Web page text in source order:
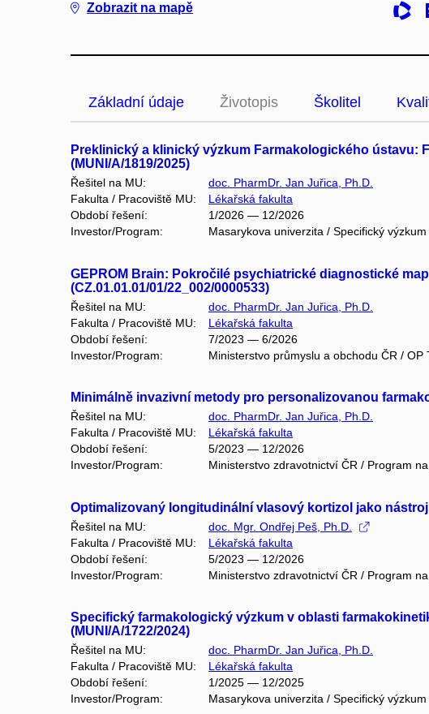
Zobrazit na mapě
Základní údaje Životopis Školitel
Preklinický a klinický výzkum Farmakologického ústavu:
(MUNI/A/1819/2025)
Řešitel na MU:
doc. PharmDr. Jan Juřica, Ph.D.
Fakulta / Pracoviště MU:
Lékařská fakulta
Období řešení:
1/2026 — 12/2026
Investor/Program:
Masarykova univerzita / Specifický
GEPROM Brain: Pokročilé psychiatrické diagnostické
(CZ.01.01.01/01/22_002/0000533)
Řešitel na MU:
doc. PharmDr. Jan Juřica, Ph.D.
Fakulta / Pracoviště MU:
Lékařská fakulta
Období řešení:
7/2023 — 6/2026
Investor/Program:
Ministerstvo průmyslu a obchodu ČR / OP
Minimálně invazivní metody pro personalizovanou
Řešitel na MU:
doc. PharmDr. Jan Juřica, Ph.D.
Fakulta / Pracoviště MU:
Lékařská fakulta
Období řešení:
5/2023 — 12/2026
Investor/Program:
Ministerstvo zdravotnictví ČR / Program
Optimalizovaný longitudinální vlasový kortizol jako
Řešitel na MU:
doc. Mgr. Ondřej Peš, Ph.D.
Fakulta / Pracoviště MU:
Lékařská fakulta
Období řešení:
5/2023 — 12/2026
Investor/Program:
Ministerstvo zdravotnictví ČR / Program
Specifický farmakologický výzkum v oblasti
(MUNI/A/1722/2024)
Řešitel na MU:
doc. PharmDr. Jan Juřica, Ph.D.
Fakulta / Pracoviště MU:
Lékařská fakulta
Období řešení:
1/2025 — 12/2025
Investor/Program:
Masarykova univerzita / Specifický